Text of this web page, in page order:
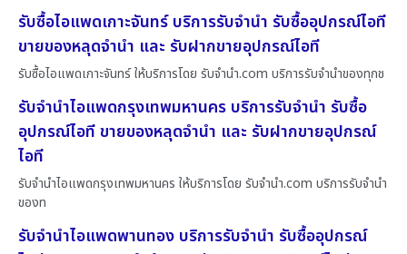
รับซื้อไอแพดเกาะจันทร์ บริการรับจำนำ รับซื้ออุปกรณ์ไอที
ขายของหลุดจำนำ และ รับฝากขายอุปกรณ์ไอที
รับซื้อไอแพดเกาะจันทร์ ให้บริการโดย รับจํานํา.com บริการรับจำนำของทุกช
รับจำนำไอแพดกรุงเทพมหานคร บริการรับจำนำ รับซื้อ
อุปกรณ์ไอที ขายของหลุดจำนำ และ รับฝากขายอุปกรณ์
ไอที
รับจำนำไอแพดกรุงเทพมหานคร ให้บริการโดย รับจํานํา.com บริการรับจำนำ
ของท
รับจำนำไอแพดพานทอง บริการรับจำนำ รับซื้ออุปกรณ์